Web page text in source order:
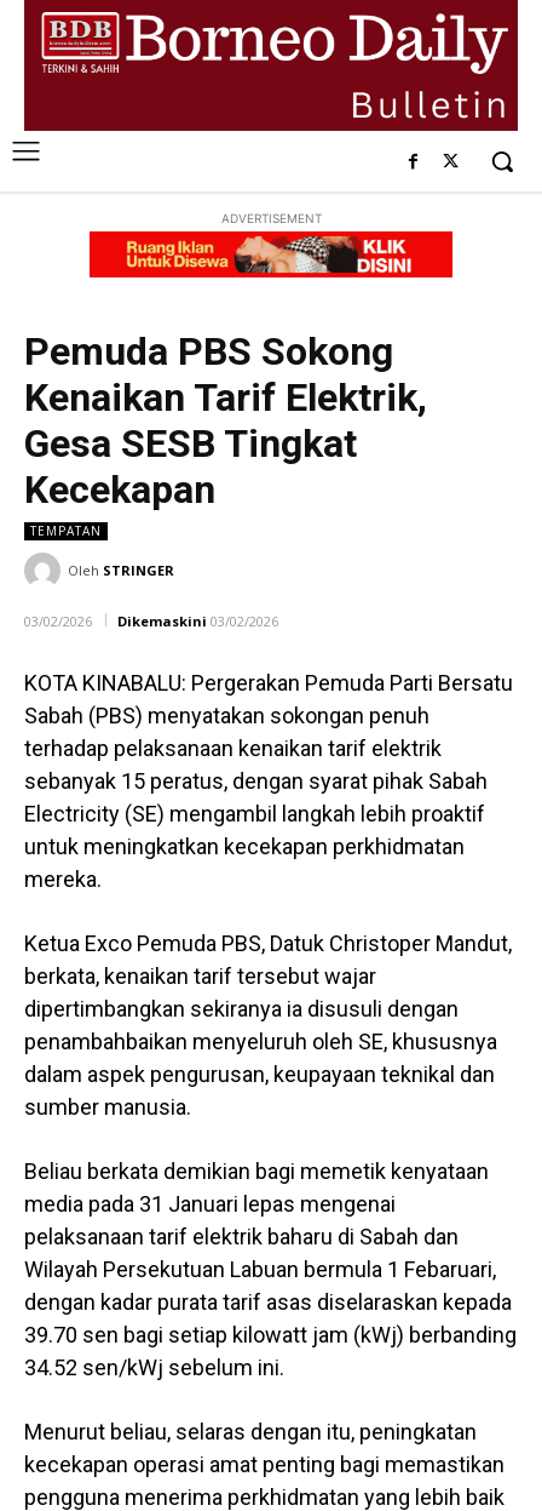
ADVERTISEMENT
Pemuda PBS Sokong
Kenaikan Tarif Elektrik,
Gesa SESB Tingkat
Kecekapan
TEMPATAN
Oleh STRINGER
03/02/2026 Dikemaskini 03/02/2026
KOTA KINABALU: Pergerakan Pemuda Parti Bersatu
Sabah (PBS) menyatakan sokongan penuh
terhadap pelaksanaan kenaikan tarif elektrik
sebanyak 15 peratus, dengan syarat pihak Sabah
Electricity (SE) mengambil langkah lebih proaktif
untuk meningkatkan kecekapan perkhidmatan
mereka.
Ketua Exco Pemuda PBS, Datuk Christoper Mandut,
berkata, kenaikan tarif tersebut wajar
dipertimbangkan sekiranya ia disusuli dengan
penambahbaikan menyeluruh oleh SE, khususnya
dalam aspek pengurusan, keupayaan teknikal dan
sumber manusia.
Beliau berkata demikian bagi memetik kenyataan
media pada 31 Januari lepas mengenai
pelaksanaan tarif elektrik baharu di Sabah dan
Wilayah Persekutuan Labuan bermula 1 Febaruari,
dengan kadar purata tarif asas diselaraskan kepada
39.70 sen bagi setiap kilowatt jam (kWj) berbanding
34.52 sen/kWj sebelum ini.
Menurut beliau, selaras dengan itu, peningkatan
kecekapan operasi amat penting bagi memastikan
pengguna menerima perkhidmatan yang lebih baik